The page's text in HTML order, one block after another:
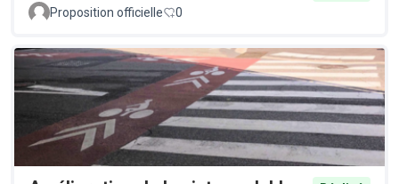
Proposition officielle
0